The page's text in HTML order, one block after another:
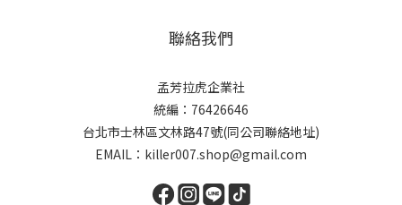
聯絡我們
孟芳拉虎企業社
統編：76426646
台北市士林區文林路47號(同公司聯絡地址)
EMAIL：killer007.shop@gmail.com